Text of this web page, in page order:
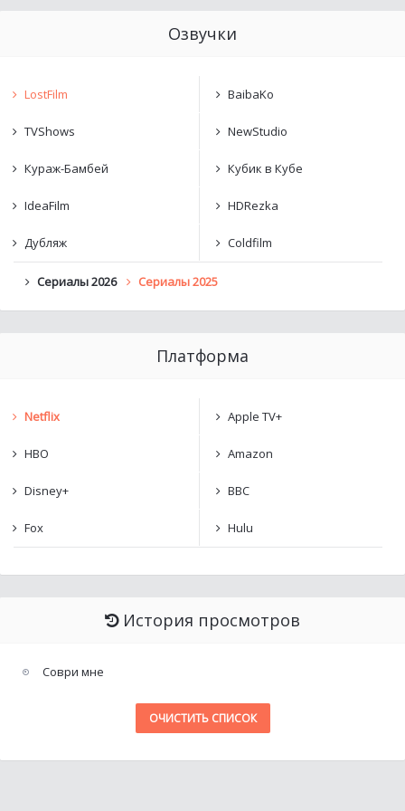
Озвучки
LostFilm BaibaKo
TVShows NewStudio
Кураж-Бамбей Кубик в Кубе
IdeaFilm HDRezka
Дубляж Coldfilm
Сериалы 2026 Сериалы 2025
Платформа
Netflix Apple TV+
HBO Amazon
Disney+ BBC
Fox Hulu
История просмотров
Соври мне
ОЧИСТИТЬ СПИСОК